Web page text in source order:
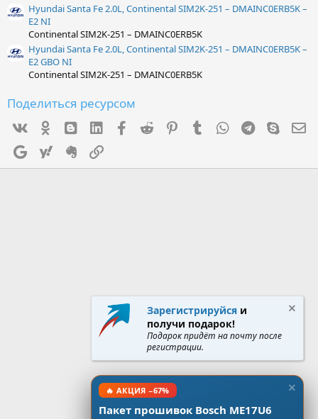
Hyundai Santa Fe 2.0L, Continental SIM2K-251 – DMAINC0ERB5K –
E2 NI
Continental SIM2K-251 – DMAINC0ERB5K
Hyundai Santa Fe 2.0L, Continental SIM2K-251 – DMAINC0ERB5K –
E2 GBO NI
Continental SIM2K-251 – DMAINC0ERB5K
Поделиться ресурсом
Ok mes_blogger
Linked InFacebook
Reddit PinterestTumblr WhatsAppTelegram
Skype
Google Yahoo Evernote
Зарегистрируйся и
получи подарок!
Подарок придёт на почту после
регистрации.
🔥 АКЦИЯ −67%
Пакет прошивок Bosch ME17U6